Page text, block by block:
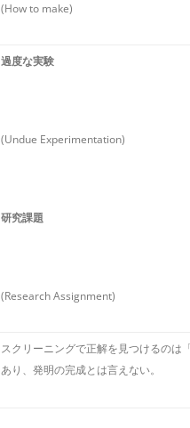
(How to make)
過度な実験
(Undue Experimentation)
研究課題
(Research Assignment)
スクリーニングで正解を見つけるのは
あり、発明の完成とは言えない。